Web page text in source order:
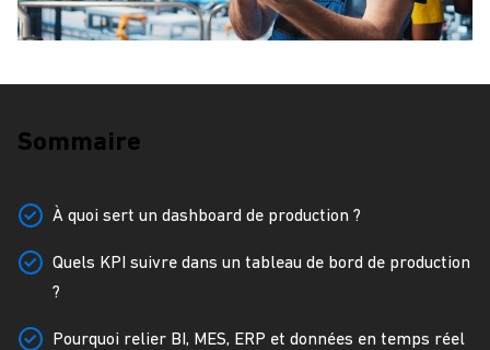
Sommaire
À quoi sert un dashboard de production ?
Quels KPI suivre dans un tableau de bord de production
?
Pourquoi relier BI, MES, ERP et données en temps réel